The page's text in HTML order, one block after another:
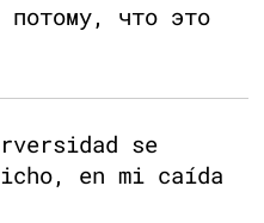
потому, что это
se
en mi caída